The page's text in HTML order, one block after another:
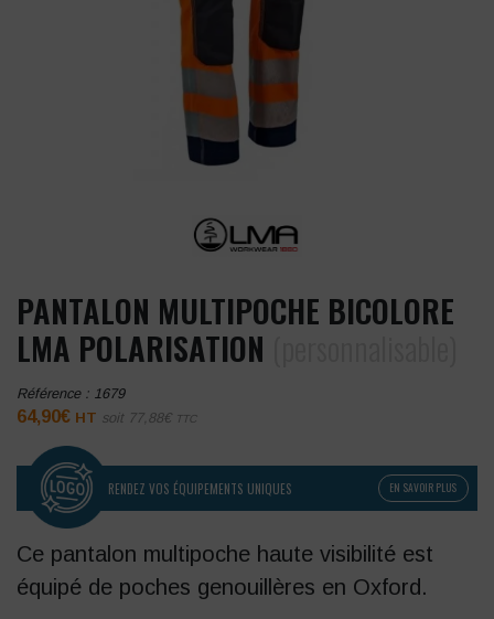
PANTALON MULTIPOCHE BICOLORE
LMA POLARISATION
Référence : 1679
64,90€ HT soit 77,88€ TTC
RENDEZ VOS ÉQUIPEMENTS UNIQUES EN SAVOIR PLUS
Ce pantalon multipoche haute visibilité est
équipé de poches genouillères en Oxford.